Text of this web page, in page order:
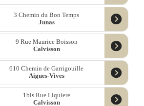
3 Chemin du Bon Temps
Junas
9 Rue Maurice Boisson
Calvisson
610 Chemin de Garrigouille
Aigues-Vives
1bis Rue Liquiere
Calvisson